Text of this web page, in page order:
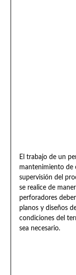
El trabajo de un
mantenimiento de
supervisión del
se realice de
perforadores
planos y diseños
condiciones del
sea necesario.